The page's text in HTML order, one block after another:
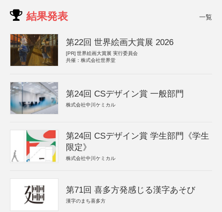
結果発表 一覧
第22回 世界絵画大賞展 2026
[PR] 世界絵画大賞展 実行委員会
共催：株式会社世界堂
第24回 CSデザイン賞 一般部門
株式会社中川ケミカル
第24回 CSデザイン賞 学生部門《学生
限定》
株式会社中川ケミカル
第71回 喜多方発感じる漢字あそび
漢字のまち喜多方